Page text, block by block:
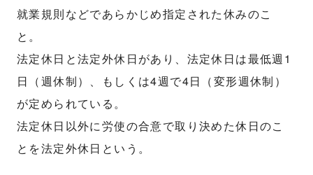
就業規則などであらかじめ指定された休みのこ
と。
法定休日と法定外休日があり、法定休日は最低週1
日（週休制）、もしくは4週で4日（変形週休制）
が定められている。
法定休日以外に労使の合意で取り決めた休日のこ
とを法定外休日という。